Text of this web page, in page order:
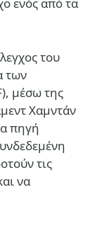
ενός από τα
του
των
μέσω της
Χαμντάν
πηγή
τις
να